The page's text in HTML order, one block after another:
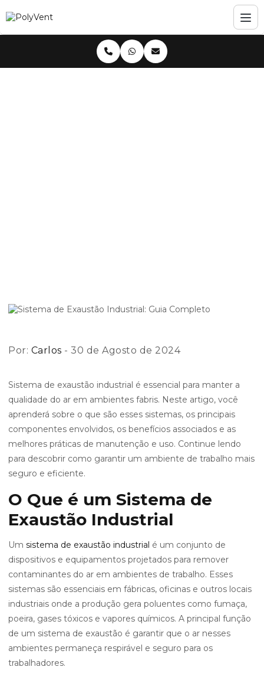
Por: Carlos - 30 de Agosto de 2024
Sistema de exaustão industrial é essencial para manter a
qualidade do ar em ambientes fabris. Neste artigo, você
aprenderá sobre o que são esses sistemas, os principais
componentes envolvidos, os benefícios associados e as
melhores práticas de manutenção e uso. Continue lendo
para descobrir como garantir um ambiente de trabalho mais
seguro e eficiente.
O Que é um Sistema de
Exaustão Industrial
Um sistema de exaustão industrial é um conjunto de
dispositivos e equipamentos projetados para remover
contaminantes do ar em ambientes de trabalho. Esses
sistemas são essenciais em fábricas, oficinas e outros locais
industriais onde a produção gera poluentes como fumaça,
poeira, gases tóxicos e vapores químicos. A principal função
de um sistema de exaustão é garantir que o ar nesses
ambientes permaneça respirável e seguro para os
trabalhadores.